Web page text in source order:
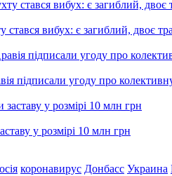
вибух: є загиблий, двоє
підписали угоду про
у розмірі 10 млн грн
коронавирус Донбасс Украина